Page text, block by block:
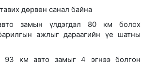
дөрвөн санал байна
замын үлдэгдэл 80 км болох
ажлыг дараагийн үе шатны
93 км авто замыг 4 эгнээ болгон